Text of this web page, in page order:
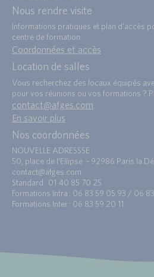
Nous rendre visite
Informations pratiques et plan d’accès
centre de formation.
Coordonnées et accès
Location de salles
Vous recherchez des locaux équipés
pour vos réunions ou vos formations ?
contact@afges.com
En savoir plus
Nos coordonnées
NOUVELLE ADRESSSE :
50, place de l’Ellipse – 92986 Paris la
contact@afges.com
Standard : 01 40 85 70 25
Formations Intra : 06 83 59 05 93 / 06
Formations Inter : 06 83 59 20 11